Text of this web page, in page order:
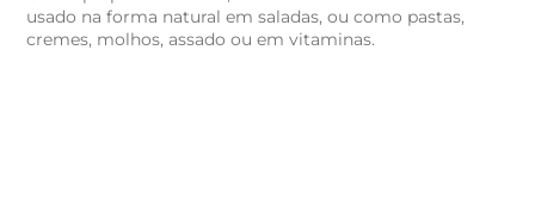
usado na forma natural em saladas, ou como pastas,
cremes, molhos, assado ou em vitaminas.